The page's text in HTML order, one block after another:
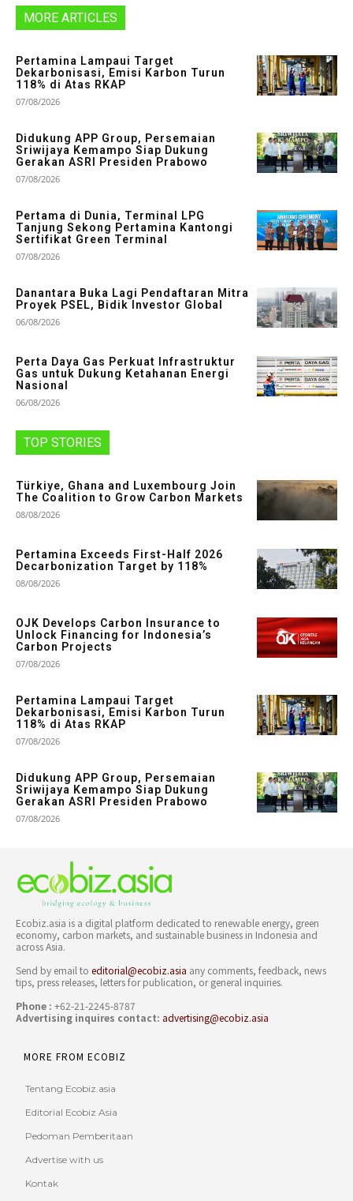
MORE ARTICLES
Pertamina Lampaui Target
Dekarbonisasi, Emisi Karbon Turun
118% di Atas RKAP
07/08/2026
Didukung APP Group, Persemaian
Sriwijaya Kemampo Siap Dukung
Gerakan ASRI Presiden Prabowo
07/08/2026
Pertama di Dunia, Terminal LPG
Tanjung Sekong Pertamina Kantongi
Sertifikat Green Terminal
07/08/2026
Danantara Buka Lagi Pendaftaran Mitra
Proyek PSEL, Bidik Investor Global
06/08/2026
Perta Daya Gas Perkuat Infrastruktur
Gas untuk Dukung Ketahanan Energi
Nasional
06/08/2026
TOP STORIES
Türkiye, Ghana and Luxembourg Join
The Coalition to Grow Carbon Markets
08/08/2026
Pertamina Exceeds First-Half 2026
Decarbonization Target by 118%
08/08/2026
OJK Develops Carbon Insurance to
Unlock Financing for Indonesia’s
Carbon Projects
07/08/2026
Pertamina Lampaui Target
Dekarbonisasi, Emisi Karbon Turun
118% di Atas RKAP
07/08/2026
Didukung APP Group, Persemaian
Sriwijaya Kemampo Siap Dukung
Gerakan ASRI Presiden Prabowo
07/08/2026
Ecobiz.asia is a digital platform dedicated to renewable energy, green
economy, carbon markets, and sustainable business in Indonesia and
across Asia.
Send by email to editorial@ecobiz.asia any comments, feedback, news
tips, press releases, letters for publication, or general inquiries.
Phone : +62-21-2245-8787
Advertising inquires contact: advertising@ecobiz.asia
MORE FROM ECOBIZ
Tentang Ecobiz.asia
Editorial Ecobiz Asia
Pedoman Pemberitaan
Advertise with us
Kontak